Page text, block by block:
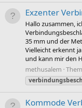
Exzenter
Hallo zusammen,
35 mm und der
Vielleicht erkennt
und kann mir den
methusalem
Kommode